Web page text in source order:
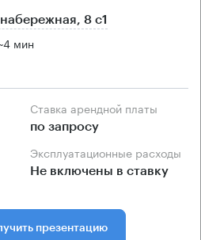
8 с1
4 мин
Ставка арендной платы
по запросу
Эксплуатационные расходы
Не включены в ставку
презентацию